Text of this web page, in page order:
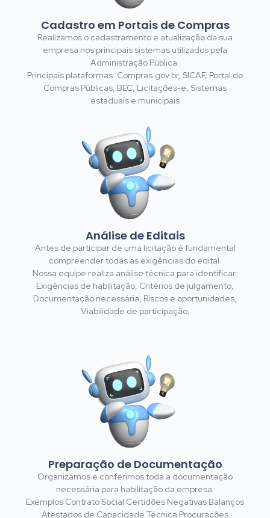
Cadastro em Portais de Compras
Realizamos o cadastramento e atualização da sua
empresa nos principais sistemas utilizados pela
Administração Pública.
Principais plataformas: Compras.gov.br, SICAF, Portal de
Compras Públicas, BEC, Licitações-e, Sistemas
estaduais e municipais
Análise de Editais
Antes de participar de uma licitação é fundamental
compreender todas as exigências do edital.
Nossa equipe realiza análise técnica para identificar:
Exigências de habilitação, Critérios de julgamento,
Documentação necessária, Riscos e oportunidades,
Viabilidade de participação,
Preparação de Documentação
Organizamos e conferimos toda a documentação
necessária para habilitação da empresa.
Exemplos Contrato Social Certidões Negativas Balanços
Atestados de Capacidade Técnica Procurações